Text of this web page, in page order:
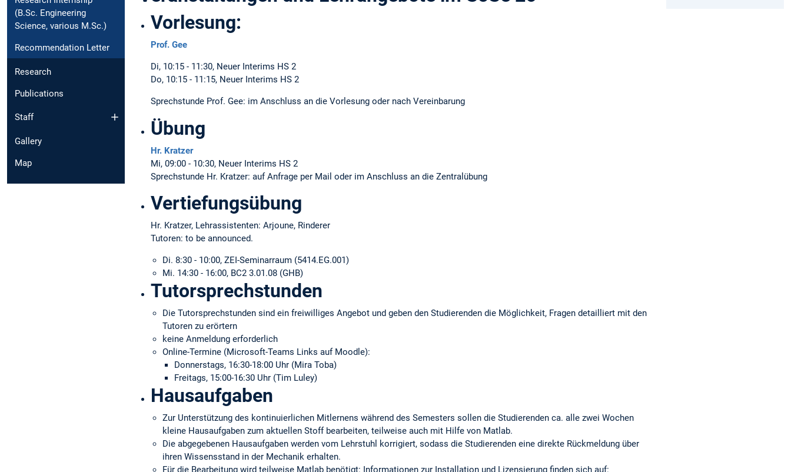
(B.Sc. Engineering
Science, various M.Sc.)
Recommendation Letter
Research
Publications
Staff
Gallery
Map
Vorlesung:
Prof. Gee
Di, 10:15 - 11:30, Neuer Interims HS 2
Do, 10:15 - 11:15, Neuer Interims HS 2
Sprechstunde Prof. Gee: im Anschluss an die Vorlesung oder nach Vereinbarung
Übung
Hr. Kratzer
Mi, 09:00 - 10:30, Neuer Interims HS 2
Sprechstunde Hr. Kratzer: auf Anfrage per Mail oder im Anschluss an die Zentralübung
Vertiefungsübung
Hr. Kratzer, Lehrassistenten: Arjoune, Rinderer
Tutoren: to be announced.
Di. 8:30 - 10:00, ZEI-Seminarraum (5414.EG.001)
Mi. 14:30 - 16:00, BC2 3.01.08 (GHB)
Tutorsprechstunden
Die Tutorsprechstunden sind ein freiwilliges Angebot und geben den Studierenden die Möglichkeit, Fragen detailliert mit den
Tutoren zu erörtern
keine Anmeldung erforderlich
Online-Termine (Microsoft-Teams Links auf Moodle):
Donnerstags, 16:30-18:00 Uhr (Mira Toba)
Freitags, 15:00-16:30 Uhr (Tim Luley)
Hausaufgaben
Zur Unterstützung des kontinuierlichen Mitlernens während des Semesters sollen die Studierenden ca. alle zwei Wochen
kleine Hausaufgaben zum aktuellen Stoff bearbeiten, teilweise auch mit Hilfe von Matlab.
Die abgegebenen Hausaufgaben werden vom Lehrstuhl korrigiert, sodass die Studierenden eine direkte Rückmeldung über
ihren Wissensstand in der Mechanik erhalten.
Für die Bearbeitung wird teilweise Matlab benötigt: Informationen zur Installation und Lizensierung finden sich auf: